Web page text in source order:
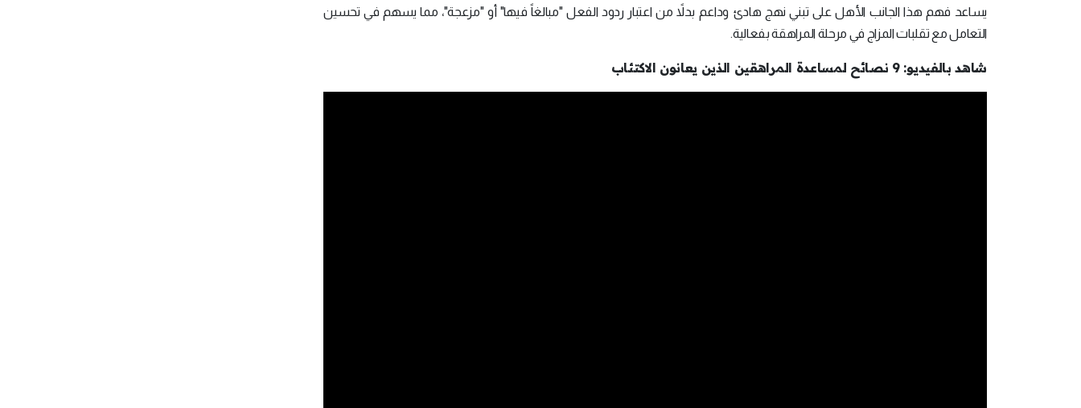
يساعد فهم هذا الجانب الأهل على تبني نهج هادئ وداعم بدلاً من اعتبار ردود الفعل "مبالغاً فيها" أو "مزعجة"، مما يسهم في تحسين
التعامل مع تقلبات المزاج في مرحلة المراهقة بفعالية.
شاهد بالفيديو: 9 نصائح لمساعدة المراهقين الذين يعانون الاكتئاب